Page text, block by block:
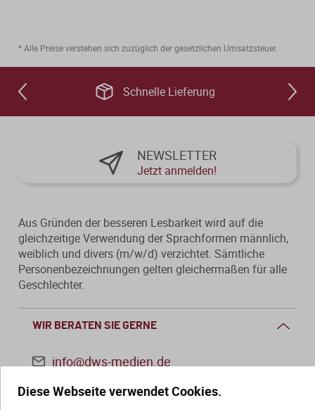
Diese Webseite verwendet Cookies.
* Alle Preise verstehen sich zuzüglich der gesetzlichen Umsatzsteuer.
Schnelle Lieferung
WIR BERATEN SIE GERNE
info@dws-medien.de
+49 (0)30 2888 56-6
NEWSLETTER
Jetzt anmelden!
Aus Gründen der besseren Lesbarkeit wird auf die
gleichzeitige Verwendung der Sprachformen männlich,
weiblich und divers (m/w/d) verzichtet. Sämtliche
Personenbezeichnungen gelten gleichermaßen für alle
Geschlechter.